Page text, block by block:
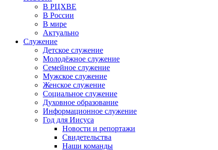
В РЦХВЕ
В России
В мире
Актуально
Служение
Детское служение
Молодёжное служение
Семейное служение
Мужское служение
Женское служение
Социальное служение
Духовное образование
Информационное служение
Год для Иисуса
Новости и репортажи
Свидетельства
Наши команды